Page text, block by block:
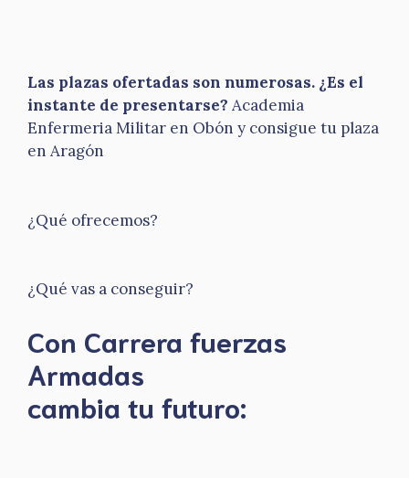
Las plazas ofertadas son numerosas. ¿Es el
instante de presentarse? Academia
Enfermeria Militar en Obón y consigue tu plaza
en Aragón
¿Qué ofrecemos?
¿Qué vas a conseguir?
Con Carrera fuerzas
Armadas
​cambia tu futuro: